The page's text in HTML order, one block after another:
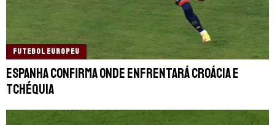
FUTEBOL EUROPEU
Espanha confirma onde enfrentará Croácia e
Tchéquia